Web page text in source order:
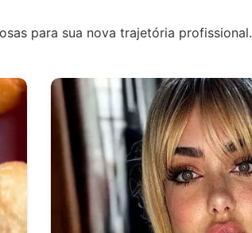
para sua nova trajetória profissional.